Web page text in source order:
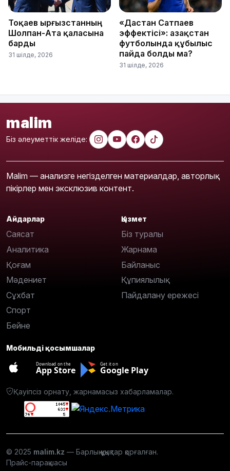
Тоқаев Қырғызстанның
Шолпан-Ата қаласына
барды
31 шілде, 2026
«Дастан Сатпаев
эффектісі»: Қазақстан
футболында құбылыс
пайда болды ма?
31 шілде, 2026
malim
Біз әлеуметтік желіде:
Malim — анализге негізделген материалдар, авторлық
пікірлер мен эксклюзив контент.
Айдарлар
Саясат
Аналитика
Қоғам
Мәдениет
Сұхбат
Спорт
Бейне
Қызмет
Біз туралы
Жарнама
Байланыс
Құпиялылық
Пайдалану ережесі
Мобильді қосымшалар
Download on the
App Store
Get it on
Google Play
Қауіпсіз орнату, жарнамасыз хабарламалар.
© 2025 malim.kz — Барлық құқықтар қорғалған.
Прайс-парақшасы